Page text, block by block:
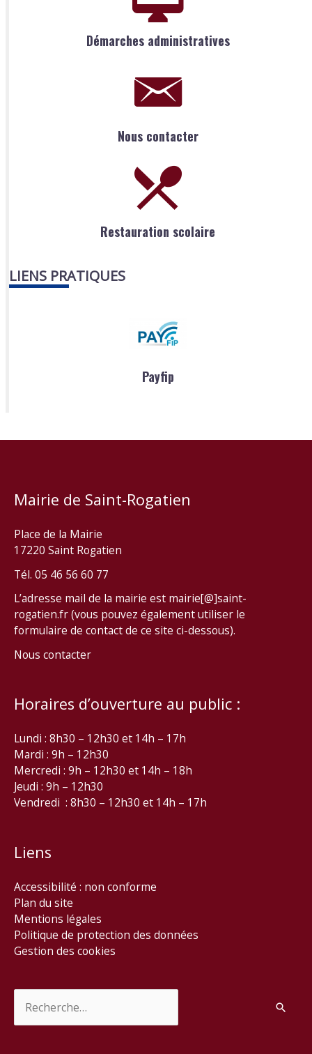
Démarches administratives
Nous contacter
Restauration scolaire
LIENS PRATIQUES
Payfip
Mairie de Saint-Rogatien
Place de la Mairie
17220 Saint Rogatien
Tél. 05 46 56 60 77
L’adresse mail de la mairie est mairie[@]saint-
rogatien.fr (vous pouvez également utiliser le
formulaire de contact de ce site ci-dessous).
Nous contacter
Horaires d’ouverture au public :
Lundi : 8h30 – 12h30 et 14h – 17h
Mardi : 9h – 12h30
Mercredi : 9h – 12h30 et 14h – 18h
Jeudi : 9h – 12h30
Vendredi : 8h30 – 12h30 et 14h – 17h
Liens
Accessibilité : non conforme
Plan du site
Mentions légales
Politique de protection des données
Gestion des cookies